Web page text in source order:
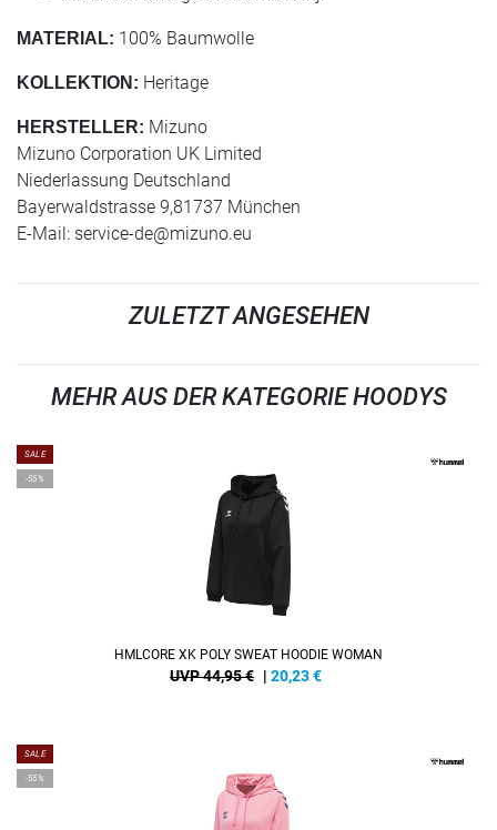
MATERIAL: 100% Baumwolle
KOLLEKTION: Heritage
HERSTELLER: Mizuno
Mizuno Corporation UK Limited
Niederlassung Deutschland
Bayerwaldstrasse 9,81737 München
E-Mail: service-de@mizuno.eu
ZULETZT ANGESEHEN
MEHR AUS DER KATEGORIE HOODYS
SALE
-55%
HMLCORE XK POLY SWEAT HOODIE WOMAN
UVP 44,95 € | 20,23€
SALE
-55%